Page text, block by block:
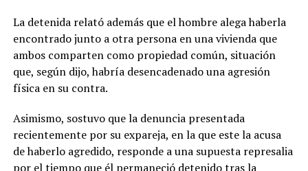
La detenida relató además que el hombre alega haberla
encontrado junto a otra persona en una vivienda que
ambos comparten como propiedad común, situación
que, según dijo, habría desencadenado una agresión
física en su contra.
Asimismo, sostuvo que la denuncia presentada
recientemente por su expareja, en la que este la acusa
de haberlo agredido, responde a una supuesta represalia
por el tiempo que él permaneció detenido tras la